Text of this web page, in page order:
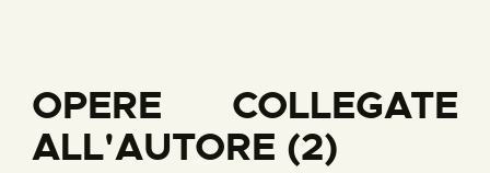
OPERE COLLEGATE
ALL'AUTORE (2)